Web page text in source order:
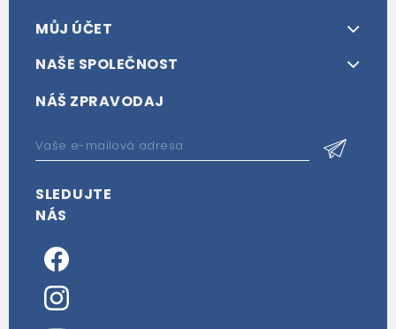
MŮJ ÚČET
NAŠE SPOLEČNOST
NÁŠ ZPRAVODAJ
SLEDUJTE
NÁS